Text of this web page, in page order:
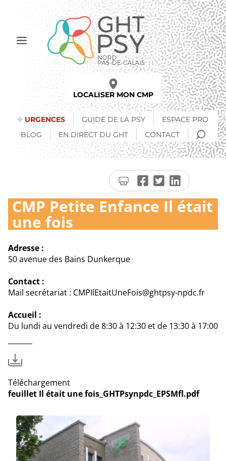
principal
Afficher
LOCALISER MON CMP
URGENCES GUIDE DE LA PSY
ESPACE PRO
BLOG
EN DIRECT DU GHT CONTACT
CMP Petite Enfance Il était
une fois
Adresse :
50 avenue des Bains Dunkerque
Contact :
Mail secrétariat : CMPIlEtaitUneFois@ghtpsy-npdc.fr
Accueil :
Du lundi au vendredi de 8:30 à 12:30 et de 13:30 à 17:00
Téléchargement
feuillet Il était une fois_GHTPsynpdc_EPSMfl.pdf
Imprimer
la
page
Partager
sur
Facebook
Partager
sur
Twitter
Partager
sur
LinkedIn